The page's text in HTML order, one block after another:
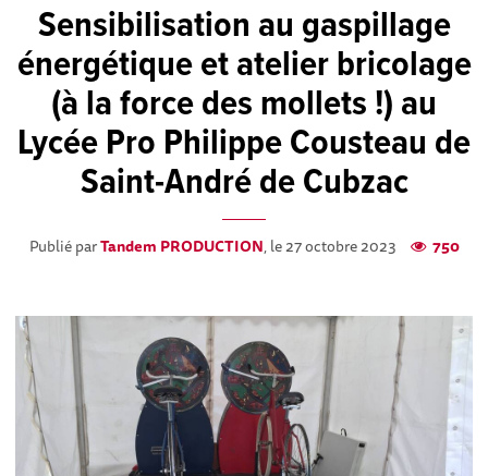
Sensibilisation au gaspillage
énergétique et atelier bricolage
(à la force des mollets !) au
Lycée Pro Philippe Cousteau de
Saint-André de Cubzac
Publié parTandem PRODUCTION, le 27 octobre 2023 750